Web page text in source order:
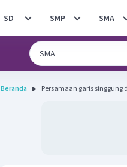
SD SMP SMA
Beranda Persamaan garis singgung